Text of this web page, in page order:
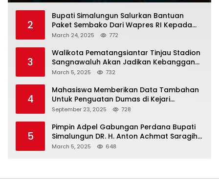
2
Bupati Simalungun Salurkan Bantuan
Paket Sembako Dari Wapres RI Kepada
Korban Banjir di Prapat
March 24, 2025 772
3
Walikota Pematangsiantar Tinjau Stadion
Sangnawaluh Akan Jadikan Kebanggan
Masyarakat
March 5, 2025 732
4
Mahasiswa Memberikan Data Tambahan
Untuk Penguatan Dumas di Kejari
Simalungun
September 23, 2025 728
5
Pimpin Adpel Gabungan Perdana Bupati
Simalungun DR. H. Anton Achmat Saragih
Ajak ASN Bahu Membahu Bangun
March 5, 2025 648